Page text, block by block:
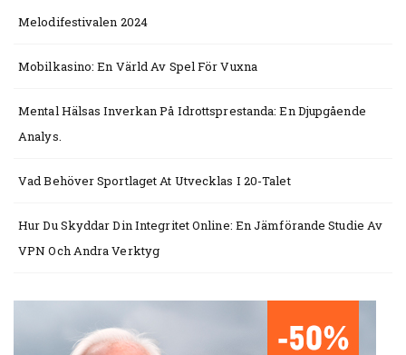
Melodifestivalen 2024
Mobilkasino: En Värld Av Spel För Vuxna
Mental Hälsas Inverkan På Idrottsprestanda: En Djupgående
Analys.
Vad Behöver Sportlaget At Utvecklas I 20-Talet
Hur Du Skyddar Din Integritet Online: En Jämförande Studie Av
VPN Och Andra Verktyg